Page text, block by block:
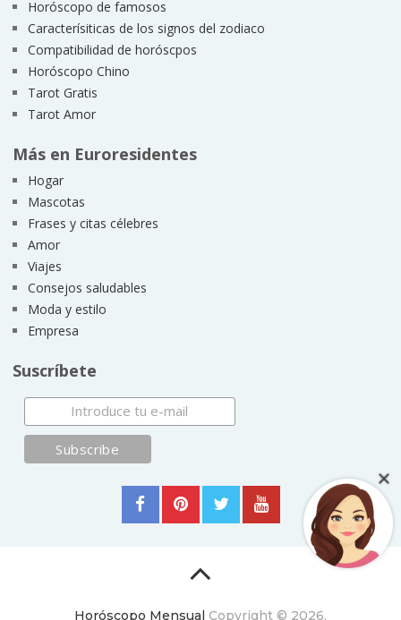
Horóscopo de famosos
Caracterísiticas de los signos del zodiaco
Compatibilidad de horóscpos
Horóscopo Chino
Tarot Gratis
Tarot Amor
Más en Euroresidentes
Hogar
Mascotas
Frases y citas célebres
Amor
Viajes
Consejos saludables
Moda y estilo
Empresa
Suscríbete
Horóscopo Mensual Copyright © 2026.